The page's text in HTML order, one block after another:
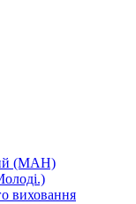
(МАН)
виховання